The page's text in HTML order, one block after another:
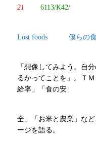
21 6113/K42/
Lost foods 僕らの食
「想像してみよう。自
るかってことを」。Ｔ
給率」「食の安
全」「お米と農業」な
ージを語る。